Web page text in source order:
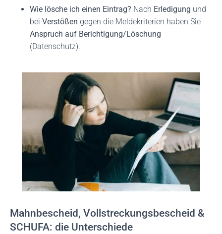
Wie lösche ich einen Eintrag? Nach Erledigung und
bei Verstößen gegen die Meldekriterien haben Sie
Anspruch auf Berichtigung/Löschung
(Datenschutz).
Mahnbescheid, Vollstreckungsbescheid &
SCHUFA: die Unterschiede